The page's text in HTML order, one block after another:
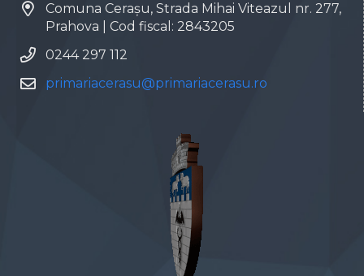
Comuna Cerașu, Strada Mihai Viteazul nr. 277,
Prahova | Cod fiscal: 2843205
0244 297 112
primariacerasu@primariacerasu.ro